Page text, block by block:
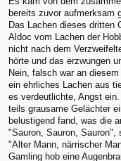
bereits zuvor aufmerksam
Das Lachen dieses dritten
Aldoc vom Lachen der
nicht nach dem
hörte und das erzwungen
Nein, falsch war an
ein ehrliches Lachen aus
es verdeutlichte, Angst
teils grausame Gelächter
belustigend fand, was die
"Sauron, Sauron, Sauron",
"Alter Mann, närrischer
Gamling hob eine